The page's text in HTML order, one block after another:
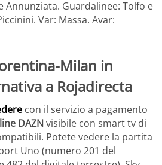
Annunziata. Guardalinee: Tolfo e
Var: Massa. Avar:
Milan in
a Rojadirecta
con il servizio a pagamento
DAZNvisibile con smart tv di
Potete vedere la partita
Uno (numero 201 del